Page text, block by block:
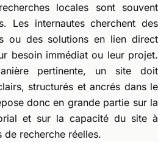
locales sont souvent
Les internautes cherchent des
ou des solutions en lien direct
besoin immédiat ou leur projet.
pertinente, un site doit
structurés et ancrés dans le
donc en grande partie sur la
et sur la capacité du site à
de recherche réelles.